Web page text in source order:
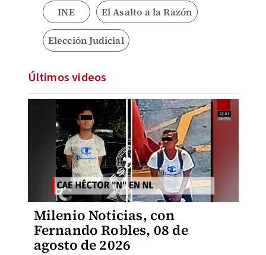
INE El Asalto a la Razón
Elección Judicial
Últimos videos
Milenio Noticias, con
Fernando Robles, 08 de
agosto de 2026